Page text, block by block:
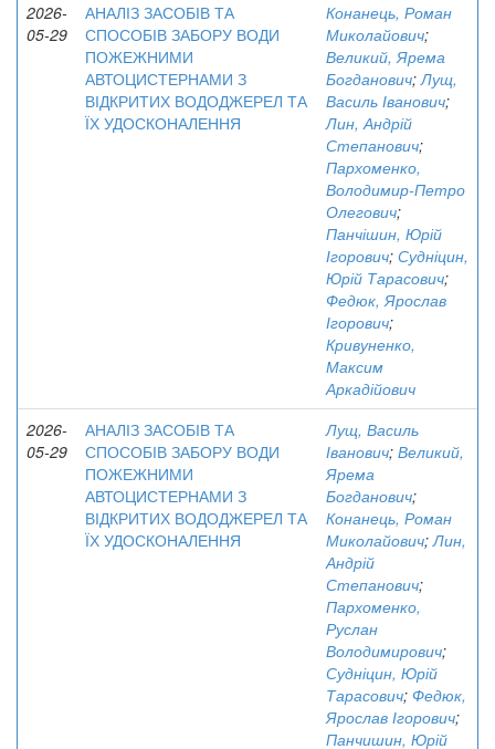
2026-
05-29
АНАЛІЗ ЗАСОБІВ ТА
СПОСОБІВ ЗАБОРУ ВОДИ
ПОЖЕЖНИМИ
АВТОЦИСТЕРНАМИ З
ВІДКРИТИХ ВОДОДЖЕРЕЛ ТА
ЇХ УДОСКОНАЛЕННЯ
Конанець, Роман
Миколайович;
Великий, Ярема
Богданович;Лущ,
Василь Іванович;
Лин, Андрій
Степанович;
Пархоменко,
Володимир-Петро
Олегович;
Панчішин, Юрій
Ігорович; Судніцин,
Юрій Тарасович;
Федюк, Ярослав
Ігорович;
Кривуненко,
Максим
Аркадійович
2026-
05-29
АНАЛІЗ ЗАСОБІВ ТА
СПОСОБІВ ЗАБОРУ ВОДИ
ПОЖЕЖНИМИ
АВТОЦИСТЕРНАМИ З
ВІДКРИТИХ ВОДОДЖЕРЕЛ ТА
ЇХ УДОСКОНАЛЕННЯ
Лущ, Василь
Іванович; Великий,
Ярема
Богданович;
Конанець, Роман
Миколайович;Лин,
Андрій
Степанович;
Пархоменко,
Руслан
Володимирович;
Судніцин, Юрій
Тарасович; Федюк,
Ярослав Ігорович;
Панчишин, Юрій